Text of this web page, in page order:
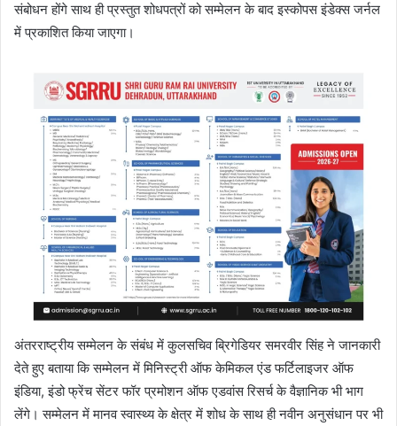
संबोधन होंगे साथ ही प्रस्तुत शोधपत्रों को सम्मेलन के बाद इस्कोपस इंडेक्स जर्नल
में प्रकाशित किया जाएगा।
अंतरराष्ट्रीय सम्मेलन के संबंध में कुलसचिव ब्रिगेडियर समरवीर सिंह ने जानकारी
देते हुए बताया कि सम्मेलन में मिनिस्ट्री ऑफ केमिकल एंड फर्टिलाइजर ऑफ
इंडिया, इंडो फ्रेंच सेंटर फॉर प्रमोशन ऑफ एडवांस रिसर्च के वैज्ञानिक भी भाग
लेंगे। सम्मेलन में मानव स्वास्थ्य के क्षेत्र में शोध के साथ ही नवीन अनुसंधान पर भी